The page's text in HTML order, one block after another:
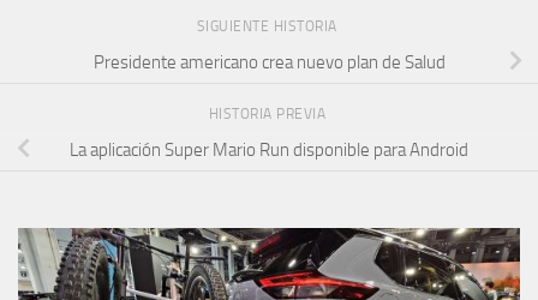
SIGUIENTE HISTORIA
Presidente americano crea nuevo plan de Salud
HISTORIA PREVIA
La aplicación Super Mario Run disponible para Android